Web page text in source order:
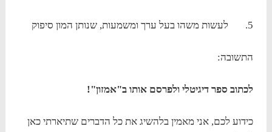
התשובה:
לכתוב ספר דיגיטלי ולפרסם אותו ב"אמזון"!
כידוע לכם, אני מאמין בלהשיג את כל הדברים שתיארתי כאן